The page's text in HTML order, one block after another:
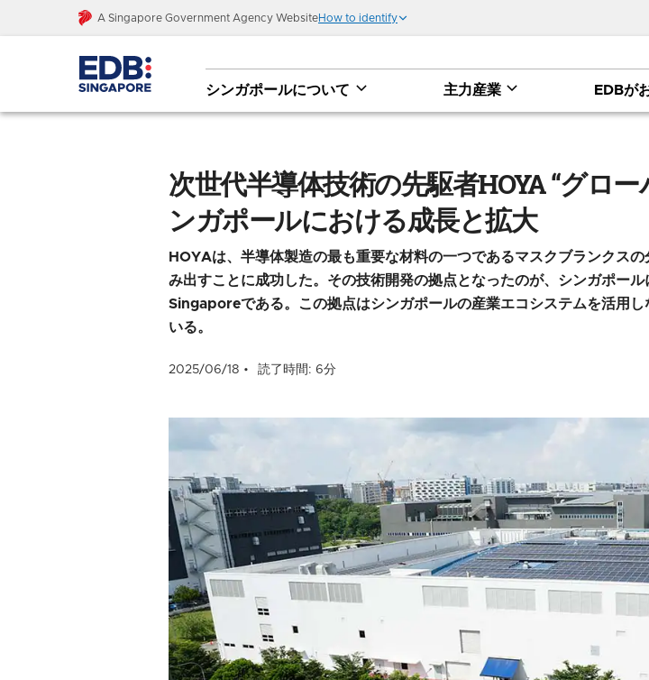
A Singapore Government Agency WebsiteHow to identify
シンガポールについて 主力産業 EDBが
次世代半導体技術の先駆者HOYA “グローバル・イノベーションの起点”、シ
大
次世代半導体技術の先駆者HOYA “グロ
ンガポールにおける成長と拡大
HOYAは、半導体製造の最も重要な材料の一つであるマスクブランクス
み出すことに成功した。その技術開発の拠点となったのが、シンガポー
Singaporeである。この拠点はシンガポールの産業エコシステムを活用
いる。
2025/06/18 読了時間: 6分